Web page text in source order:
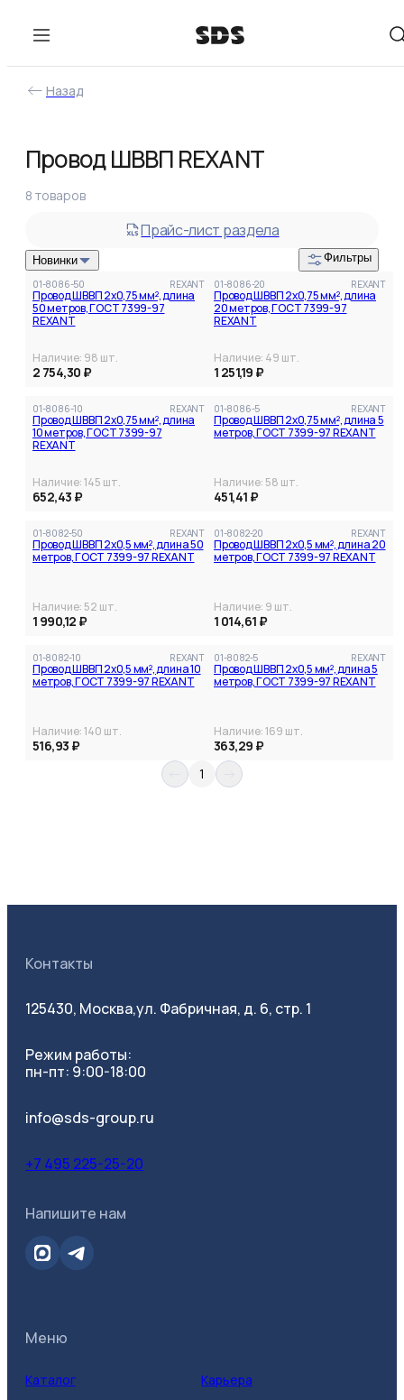
Назад
Провод ШВВП REXANT
8 товаров
Прайс-лист раздела
Новинки Фильтры
01-8086-50 REXANT
Провод ШВВП 2х0,75 мм², длина
50 метров, ГОСТ 7399-97
REXANT
Наличие: 98 шт.
2 754,30 ₽
01-8086-20 REXANT
Провод ШВВП 2х0,75 мм², длина
20 метров, ГОСТ 7399-97
REXANT
Наличие: 49 шт.
1 251,19 ₽
01-8086-10 REXANT
Провод ШВВП 2х0,75 мм², длина
10 метров, ГОСТ 7399-97
REXANT
Наличие:145 шт.
652,43 ₽
01-8086-5 REXANT
Провод ШВВП 2х0,75 мм², длина 5
метров, ГОСТ 7399-97 REXANT
Наличие: 58 шт.
451,41 ₽
01-8082-50 REXANT
Провод ШВВП 2х0,5 мм², длина 50
метров, ГОСТ 7399-97 REXANT
Наличие: 52 шт.
1 990,12 ₽
01-8082-20 REXANT
Провод ШВВП 2х0,5 мм², длина 20
метров, ГОСТ 7399-97 REXANT
Наличие: 9 шт.
1 014,61 ₽
01-8082-10 REXANT
Провод ШВВП 2х0,5 мм², длина 10
метров, ГОСТ 7399-97 REXANT
Наличие:140 шт.
516,93 ₽
01-8082-5 REXANT
Провод ШВВП 2х0,5 мм², длина 5
метров, ГОСТ 7399-97 REXANT
Наличие:169 шт.
363,29 ₽
1
Контакты
125430, Москва,ул. Фабричная, д. 6, стр. 1
Режим работы:
пн-пт: 9:00-18:00
info@sds-group.ru
+7 495 225-25-20
Напишите нам
Меню
Каталог Карьера
Все фильтры
В наличии
Цена
от